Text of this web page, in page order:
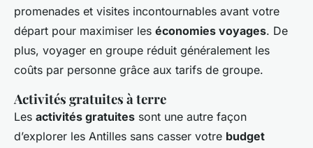
promenades et visites incontournables avant votre
départ pour maximiser les économies voyages. De
plus, voyager en groupe réduit généralement les
coûts par personne grâce aux tarifs de groupe.
Activités gratuites à terre
Les activités gratuites sont une autre façon
d’explorer les Antilles sans casser votre budget